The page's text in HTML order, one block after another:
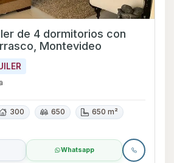
de 4 dormitorios con
Montevideo
300 650
650 m²
Whatsapp